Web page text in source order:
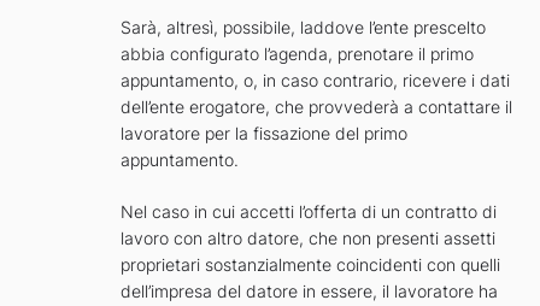
Sarà, altresì, possibile, laddove l’ente prescelto
abbia configurato l’agenda, prenotare il primo
appuntamento, o, in caso contrario, ricevere i dati
dell’ente erogatore, che provvederà a contattare il
lavoratore per la fissazione del primo
appuntamento.
Nel caso in cui accetti l’offerta di un contratto di
lavoro con altro datore, che non presenti assetti
proprietari sostanzialmente coincidenti con quelli
dell’impresa del datore in essere, il lavoratore ha